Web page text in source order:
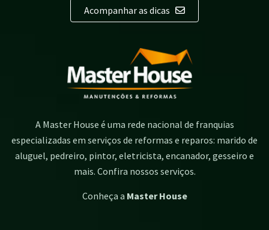
Acompanhar as dicas
A Master House é uma rede nacional de franquias
especializadas em serviços de reformas e reparos: marido de
aluguel, pedreiro, pintor, eletricista, encanador, gesseiro e
mais. Confira nossos serviços.
Conheça a Master House